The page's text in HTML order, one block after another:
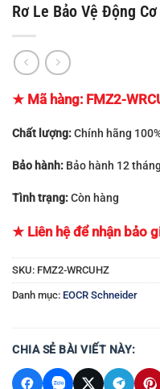
Rơ Le Bảo Vệ Động
★ Mã hàng: FMZ2-
Chất lượng:Chính hãng
Bảo hành: Bảo hành 12
Tình trạng:Còn hàng
★ Liên hệ để nhận bảo
SKU: FMZ2-WRCUHZ
Danh mục: EOCR Schneider
CHIA SẺ BÀI VIẾT NÀY: